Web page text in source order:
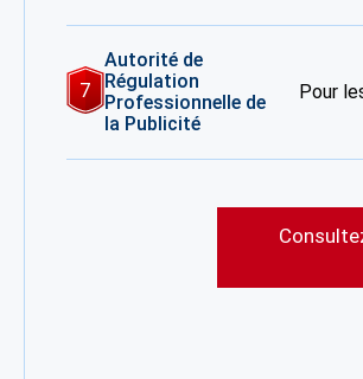
7
Autorité de
Régulation
Professionnelle de
la Publicité
Pour